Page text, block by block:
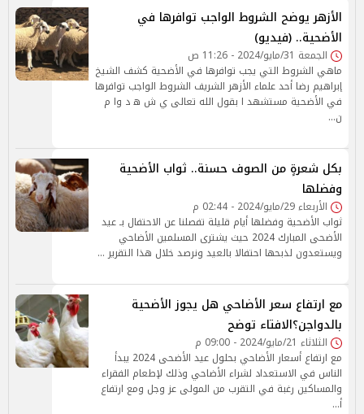
الأزهر يوضح الشروط الواجب توافرها في
الأضحية.. (فيديو)
الجمعة 31/مايو/2024 - 11:26 ص
ماهي الشروط التي يجب توافرها في الأضحية كشف الشيخ
إبراهيم رضا أحد علماء الأزهر الشريف الشروط الواجب توافرها
في الأضحية مستشهد ا بقول الله تعالى ي ش ه د وا م
ن…
بكل شعرةٍ من الصوف حسنة.. ثواب الأضحية
وفضلها
الأربعاء 29/مايو/2024 - 02:44 م
ثواب الأضحية وفضلها أيام قليلة تفصلنا عن الاحتفال بـ عيد
الأضحى المبارك 2024 حيث يشترى المسلمين الأضاحي
ويستعدون لذبحها احتفالا بالعيد ونرصد خلال هذا التقرير …
مع ارتفاع سعر الأضاحي هل يجوز الأضحية
بالدواجن؟الافتاء توضح
الثلاثاء 21/مايو/2024 - 09:00 م
مع ارتفاع أسعار الأضاحي بحلول عيد الأضحى 2024 يبدأ
الناس في الاستعداد لشراء الأضاحي وذلك لإطعام الفقراء
والمساكين رغبة في التقرب من المولى عز وجل ومع ارتفاع
أ…